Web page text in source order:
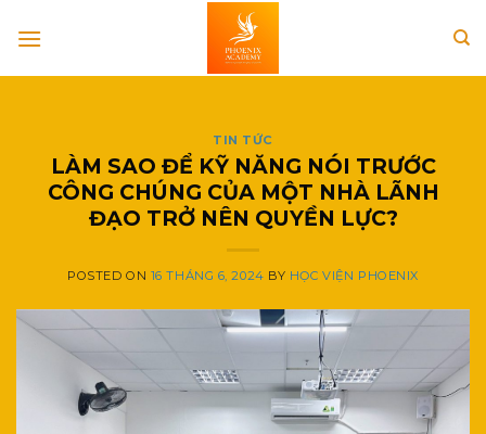
TIN TỨC
LÀM SAO ĐỂ KỸ NĂNG NÓI TRƯỚC
CÔNG CHÚNG CỦA MỘT NHÀ LÃNH
ĐẠO TRỞ NÊN QUYỀN LỰC?
POSTED ON 16 THÁNG 6, 2024 BY HỌC VIỆN PHOENIX